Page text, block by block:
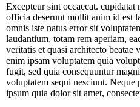
Excepteur sint occaecat.
officia deserunt mollit anim id est
omnis iste natus error sit
laudantium, totam rem aperiam,
veritatis et quasi architecto
enim ipsam voluptatem quia
fugit, sed quia consequuntur
voluptatem sequi nesciunt.
ipsum quia dolor sit amet,